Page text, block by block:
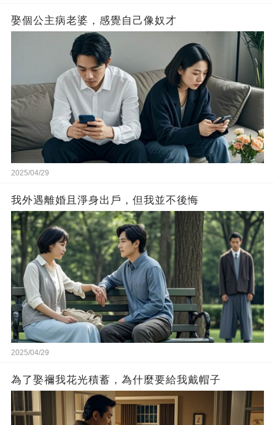
娶個公主病老婆，感覺自己像奴才
2025/04/29
我外遇離婚且淨身出戶，但我並不後悔
2025/04/29
為了娶禰我花光積蓄，為什麼要給我戴帽子